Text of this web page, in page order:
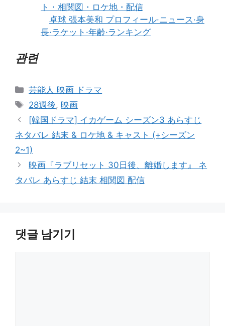
ト・相関図・ロケ地・配信
卓球 張本美和 プロフィール·ニュース·身
長·ラケット·年齢·ランキング
관련
카
테
리
芸能人 映画 ドラマ
태
그
28週後,映画
[韓国ドラマ] イカゲーム シーズン3 あらすじ
ネタバレ 結末 & ロケ地 & キャスト (+シーズン
2~1)
映画『ラブリセット 30日後、離婚します』 ネ
タバレ あらすじ 結末 相関図 配信
댓글 남기기